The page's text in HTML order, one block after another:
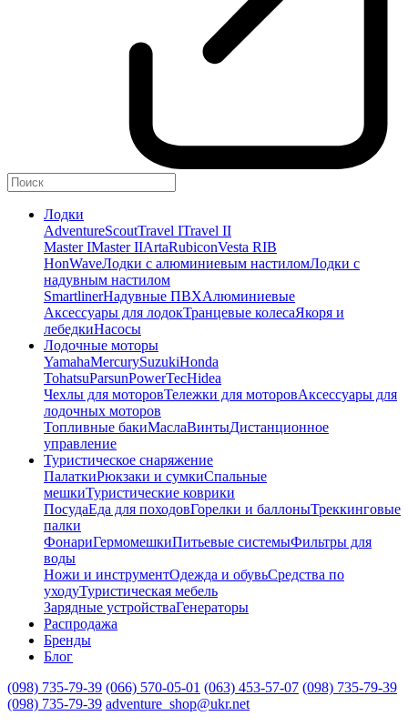
Лодки
AdventureScoutTravel ITravel II
Master IMaster IIArtaRubiconVesta RIB
HonWaveЛодки с алюминиевым настиломЛодки с
надувным настилом
SmartlinerНадувные ПВХАлюминиевые
Аксессуары для лодокТранцевые колесаЯкоря и
лебедкиНасосы
Лодочные моторы
YamahaMercurySuzukiHonda
TohatsuParsunPowerTecHidea
Чехлы для моторовТележки для моторовАксессуары для
лодочных моторов
Топливные бакиМаслаВинтыДистанционное
управление
Туристическое снаряжение
ПалаткиРюкзаки и сумкиСпальные
мешкиТуристические коврики
ПосудаЕда для походовГорелки и баллоныТреккинговые
палки
ФонариГермомешкиПитьевые системыФильтры для
воды
Ножи и инструментОдежда и обувьСредства по
уходуТуристическая мебель
Зарядные устройстваГенераторы
Распродажа
Бренды
Блог
(098) 735-79-39 (066) 570-05-01 (063) 453-57-07 (098) 735-79-39
(098) 735-79-39 adventure_shop@ukr.net